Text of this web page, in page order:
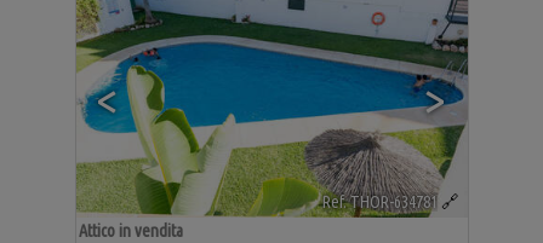
< >
Ref. THOR-634781 🔗
Attico in vendita